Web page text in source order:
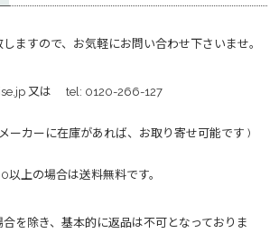
ますので、お気軽にお問い合わせ下さいませ。
又は tel: 0120-266-127
ーカーに在庫があれば、お取り寄せ可能です )
上の場合は送料無料です。
を除き、基本的に返品は不可となっておりま